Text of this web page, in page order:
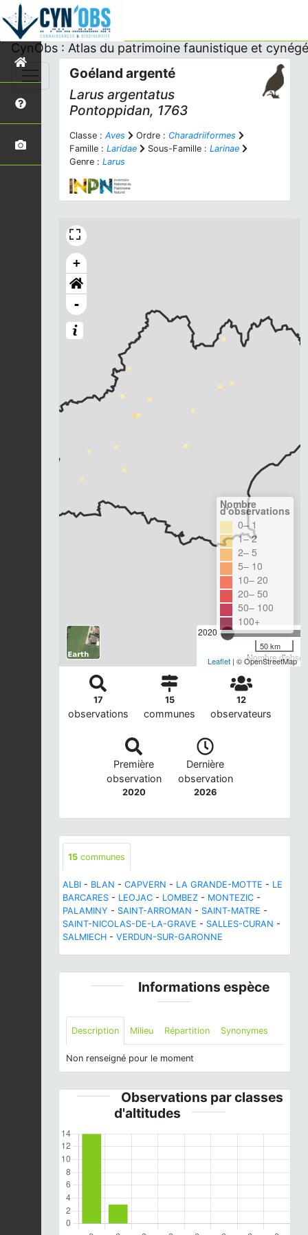
CynObs : Atlas du patrimoine faunistique et
Goéland argenté
Larus argentatus
Pontoppidan, 1763
Classe : Aves Ordre : Charadriiformes
Famille : Laridae Sous-Famille : Larinae
Genre : Larus
+
-
2020
Nombre
Nombre
d'observations
0– 1
1– 2
2– 5
5– 10
10– 20
20– 50
50– 100
100+
50 km
Leaflet | © OpenStreetMap
17
observations
15
communes
12
observateurs
Première
observation
2020
Dernière
observation
2026
15 communes
ALBI - BLAN - CAPVERN - LA GRANDE-MOTTE - LE
BARCARES - LEOJAC - LOMBEZ - MONTEZIC -
PALAMINY - SAINT-ARROMAN - SAINT-MATRE -
SAINT-NICOLAS-DE-LA-GRAVE - SALLES-CURAN -
SALMIECH - VERDUN-SUR-GARONNE
Informations espèce
Description Milieu Répartition Synonymes
Non renseigné pour le moment
Observations par classes
d'altitudes